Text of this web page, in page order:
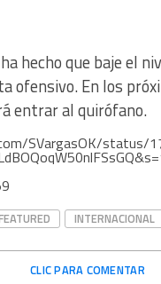
hecho que baje el
ofensivo. En los
entrar al quirófano.
SVargasOK/status/
INTERNACIONAL
CLIC PARA COMENTAR